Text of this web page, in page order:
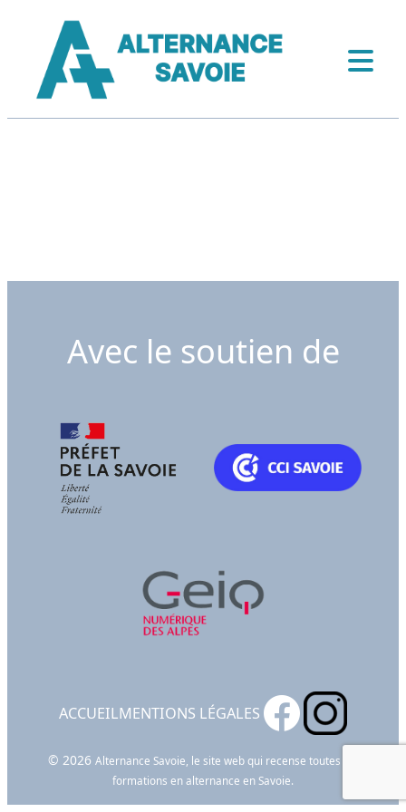
Avec le soutien de
ACCUEILMENTIONS LÉGALES
© 2026 Alternance Savoie, le site web qui recense toutes les
formations en alternance en Savoie.